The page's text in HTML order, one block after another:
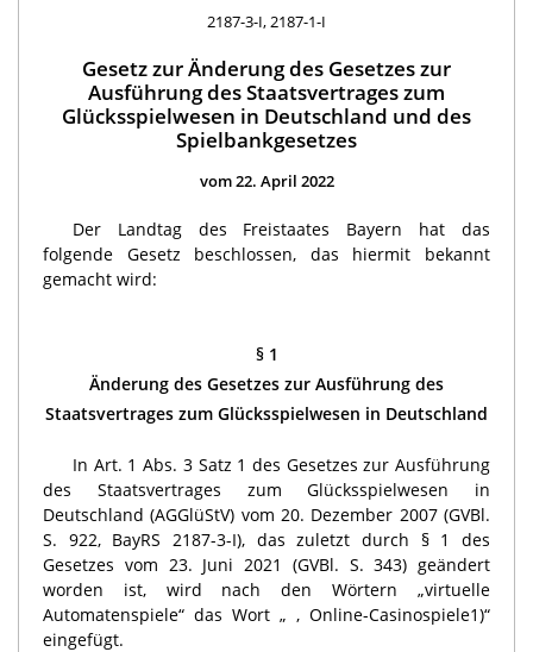
2187-3-I, 2187-1-I
Gesetz zur Änderung des Gesetzes zur
Ausführung des Staatsvertrages zum
Glücksspielwesen in Deutschland und des
Spielbankgesetzes
vom 22. April 2022
Der Landtag des Freistaates Bayern hat das
folgende Gesetz beschlossen, das hiermit bekannt
gemacht wird:
§ 1
Änderung des Gesetzes zur Ausführung des
Staatsvertrages zum Glücksspielwesen in Deutschland
In Art. 1 Abs. 3 Satz 1 des Gesetzes zur Ausführung
des Staatsvertrages zum Glücksspielwesen in
Deutschland (AGGlüStV) vom 20. Dezember 2007 (GVBl.
S. 922, BayRS 2187-3-I), das zuletzt durch § 1 des
Gesetzes vom 23. Juni 2021 (GVBl. S. 343) geändert
worden ist, wird nach den Wörtern „virtuelle
Automatenspiele“ das Wort „ , Online-Casinospiele1)“
eingefügt.